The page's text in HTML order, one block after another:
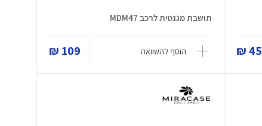
45 ₪
תושבת מגנטית לרכב MDM47
הוסף להשוואה 109 ₪